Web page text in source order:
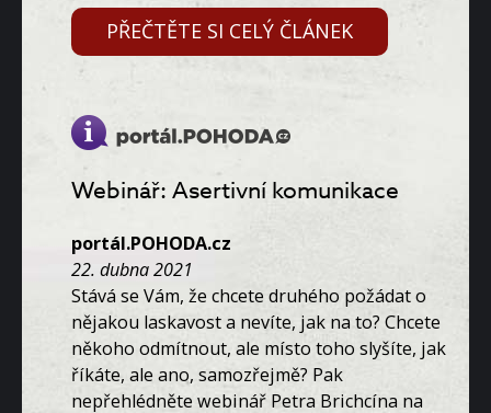
PŘEČTĚTE SI CELÝ ČLÁNEK
Webinář: Asertivní komunikace
portál.POHODA.cz
22. dubna 2021
Stává se Vám, že chcete druhého požádat o
nějakou laskavost a nevíte, jak na to? Chcete
někoho odmítnout, ale místo toho slyšíte, jak
říkáte, ale ano, samozřejmě? Pak
nepřehlédněte webinář Petra Brichcína na